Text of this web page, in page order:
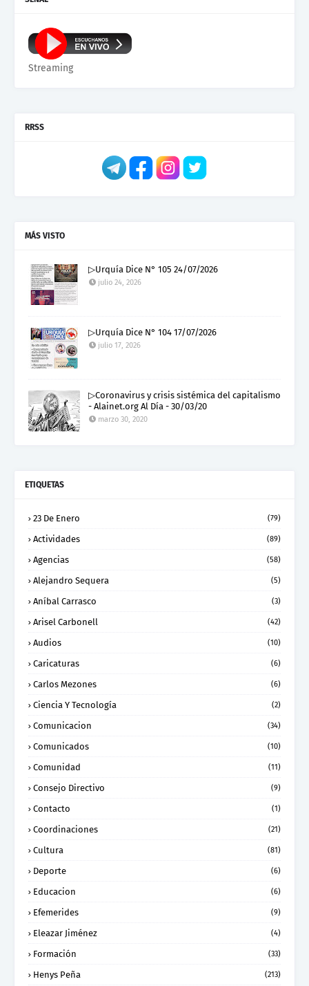
Streaming
RRSS
MÁS VISTO
▷Urquía Dice N° 105 24/07/2026
julio 24, 2026
▷Urquía Dice N° 104 17/07/2026
julio 17, 2026
▷Coronavirus y crisis sistémica del capitalismo
- Alainet.org Al Día - 30/03/20
marzo 30, 2020
ETIQUETAS
23 De Enero (79)
Actividades (89)
Agencias (58)
Alejandro Sequera (5)
Aníbal Carrasco (3)
Arisel Carbonell (42)
Audios (10)
Caricaturas (6)
Carlos Mezones (6)
Ciencia Y Tecnología (2)
Comunicacion (34)
Comunicados (10)
Comunidad (11)
Consejo Directivo (9)
Contacto (1)
Coordinaciones (21)
Cultura (81)
Deporte (6)
Educacion (6)
Efemerides (9)
Eleazar Jiménez (4)
Formación (33)
Henys Peña (213)